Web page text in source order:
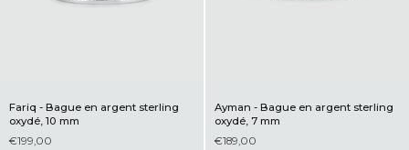
Fariq - Bague en argent sterling
oxydé, 10 mm
€199,00
Ayman - Bague en argent sterling
oxydé, 7 mm
€189,00